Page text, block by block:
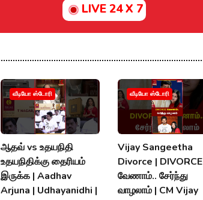
LIVE 24 X 7
வீடியோ ஸ்டோரி
ஆதவ் vs உதயநிதி
உதயநிதிக்கு தைரியம்
இருக்க | Aadhav
Arjuna | Udhayanidhi |
வீடியோ ஸ்டோரி
Vijay Sangeetha
Divorce | DIVORCE
வேணாம்.. சேர்ந்து
வாழலாம் | CM Vijay